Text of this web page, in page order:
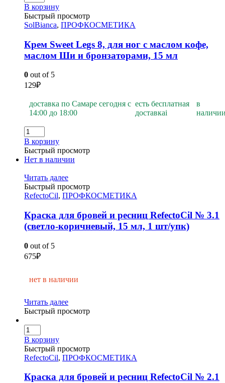
В корзину
Быстрый просмотр
SolBianca, ПРОФКОСМЕТИКА
Крем Sweet Legs 8, для ног с маслом кофе,
маслом Ши и бронзаторами, 15 мл
0 out of 5
129₽
доставка по Самаре сегодня с
14:00 до 18:00
есть бесплатная
доставкаi
в
В корзину
Быстрый просмотр
Нет в наличии
Читать далее
Быстрый просмотр
RefectoCil, ПРОФКОСМЕТИКА
Краска для бровей и ресниц RefectoCil № 3.1
(светло-коричневый, 15 мл, 1 шт/упк)
0 out of 5
675₽
нет в наличии
Читать далее
Быстрый просмотр
В корзину
Быстрый просмотр
RefectoCil, ПРОФКОСМЕТИКА
Краска для бровей и ресниц RefectoCil № 2.1